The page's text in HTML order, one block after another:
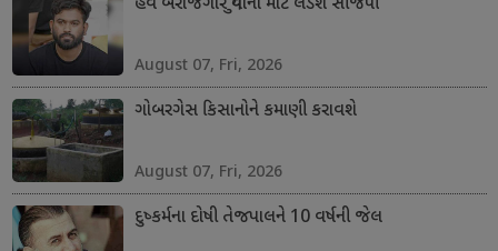
હવે બેરોજગાર યુવાનો માટે લડશે સીજેપી
August 07, Fri, 2026
ગોબરગેસ કિસાનોને કમાણી કરાવશે
August 07, Fri, 2026
દુષ્કર્મના દોષી તેજપાલને 10 વર્ષની જેલ